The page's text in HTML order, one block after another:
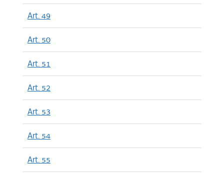
Art. 49
Art. 50
Art. 51
Art. 52
Art. 53
Art. 54
Art. 55